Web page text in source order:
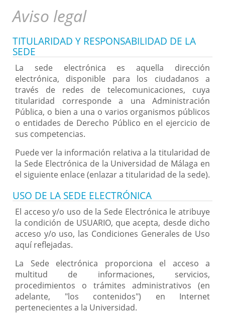
Aviso legal
TITULARIDAD Y RESPONSABILIDAD DE LA
SEDE
La sede electrónica es aquella dirección
electrónica, disponible para los ciudadanos a
través de redes de telecomunicaciones, cuya
titularidad corresponde a una Administración
Pública, o bien a una o varios organismos públicos
o entidades de Derecho Público en el ejercicio de
sus competencias.
Puede ver la información relativa a la titularidad de
la Sede Electrónica de la Universidad de Málaga en
el siguiente enlace (enlazar a titularidad de la sede).
USO DE LA SEDE ELECTRÓNICA
El acceso y/o uso de la Sede Electrónica le atribuye
la condición de USUARIO, que acepta, desde dicho
acceso y/o uso, las Condiciones Generales de Uso
aquí reflejadas.
La Sede electrónica proporciona el acceso a
multitud de informaciones, servicios,
procedimientos o trámites administrativos (en
adelante, "los contenidos") en Internet
pertenecientes a la Universidad.